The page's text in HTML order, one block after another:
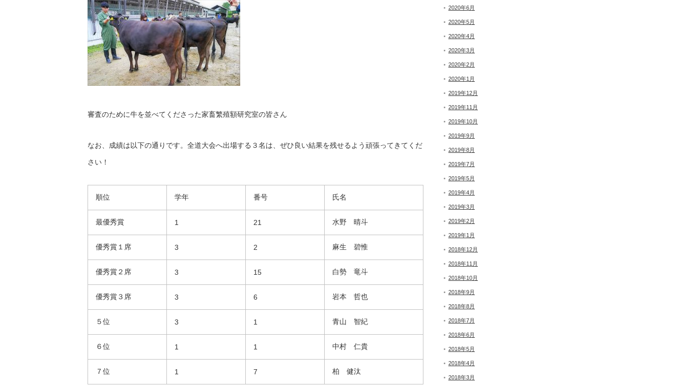
審査のために牛を並べてくださった家畜繁殖額研究室の皆さん
なお、成績は以下の通りです。全道大会へ出場する３名は、ぜひ良い結果を残せるよう頑張ってきてくだ
さい！
順位 学年 番号 氏名
最優秀賞 1 21 水野 晴斗
優秀賞１席 3 2 麻生 碧惟
優秀賞２席 3 15 白勢 竜斗
優秀賞３席 3 6 岩本 哲也
５位 3 1 青山 智紀
６位 1 1 中村 仁貴
７位 1 7 柏 健汰
2020年6月
2020年5月
2020年4月
2020年3月
2020年2月
2020年1月
2019年12月
2019年11月
2019年10月
2019年9月
2019年8月
2019年7月
2019年5月
2019年4月
2019年3月
2019年2月
2019年1月
2018年12月
2018年11月
2018年10月
2018年9月
2018年8月
2018年7月
2018年6月
2018年5月
2018年4月
2018年3月